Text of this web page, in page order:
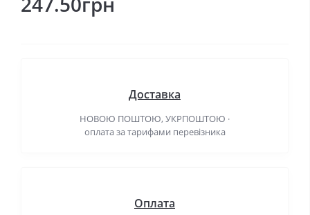
Доставка
НОВОЮ ПОШТОЮ, УКРПОШТОЮ ·
оплата за тарифами перевізника
Оплата